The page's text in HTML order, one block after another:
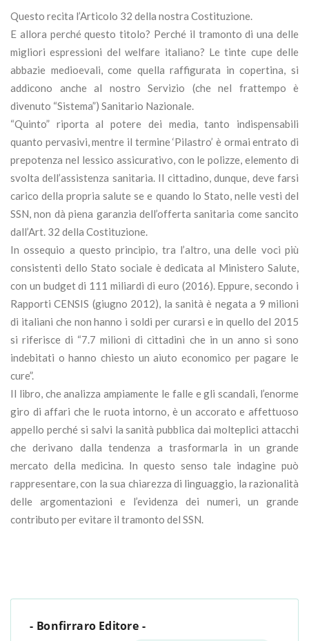
Questo recita l’Articolo 32 della nostra Costituzione.
E allora perché questo titolo? Perché il tramonto di una delle
migliori espressioni del welfare italiano? Le tinte cupe delle
abbazie medioevali, come quella raffigurata in copertina, si
addicono anche al nostro Servizio (che nel frattempo è
divenuto “Sistema”) Sanitario Nazionale.
“Quinto” riporta al potere dei media, tanto indispensabili
quanto pervasivi, mentre il termine ‘Pilastro’ è ormai entrato di
prepotenza nel lessico assicurativo, con le polizze, elemento di
svolta dell’assistenza sanitaria. Il cittadino, dunque, deve farsi
carico della propria salute se e quando lo Stato, nelle vesti del
SSN, non dà piena garanzia dell’offerta sanitaria come sancito
dall’Art. 32 della Costituzione.
In ossequio a questo principio, tra l’altro, una delle voci più
consistenti dello Stato sociale è dedicata al Ministero Salute,
con un budget di 111 miliardi di euro (2016). Eppure, secondo i
Rapporti CENSIS (giugno 2012), la sanità è negata a 9 milioni
di italiani che non hanno i soldi per curarsi e in quello del 2015
si riferisce di “7.7 milioni di cittadini che in un anno si sono
indebitati o hanno chiesto un aiuto economico per pagare le
cure”.
Il libro, che analizza ampiamente le falle e gli scandali, l’enorme
giro di affari che le ruota intorno, è un accorato e affettuoso
appello perché si salvi la sanità pubblica dai molteplici attacchi
che derivano dalla tendenza a trasformarla in un grande
mercato della medicina. In questo senso tale indagine può
rappresentare, con la sua chiarezza di linguaggio, la razionalità
delle argomentazioni e l’evidenza dei numeri, un grande
contributo per evitare il tramonto del SSN.
- Bonfirraro Editore -